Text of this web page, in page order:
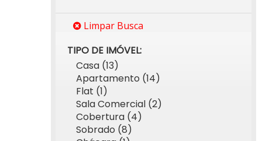
Limpar Busca
TIPO DE IMÓVEL:
Casa (13)
Apartamento (14)
Flat (1)
Sala Comercial (2)
Cobertura (4)
Sobrado (8)